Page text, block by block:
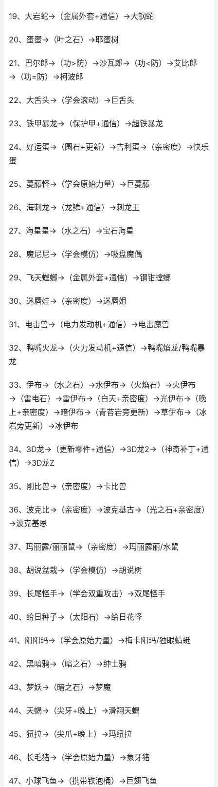
19、大岩蛇→（金属外套+通信）→大钢蛇
20、蛋蛋→（叶之石）→耶蛋树
21、巴尔郎→（功>防）→沙瓦郎→（功<防）→艾比郎
→（功=防）→柯波郎
22、大舌头→（学会滚动）→巨舌头
23、铁甲暴龙→（保护甲+通信）→超铁暴龙
24、好运蛋→（圆石+更新）→吉利蛋→（亲密度）→快乐
蛋
25、蔓藤怪→（学会原始力量）→巨蔓藤
26、海刺龙→（龙鳞+通信）→刺龙王
27、海星星→（水之石）→宝石海星
28、魔尼尼→（学会模仿）→吸盘魔偶
29、飞天螳螂→（金属外套+通信）→钢钳螳螂
30、迷唇娃→（亲密度）→迷唇姐
31、电击兽→（电力发动机+通信）→电击魔兽
32、鸭嘴火龙→（火力发动机+通信）→鸭嘴焰龙/鸭嘴暴
龙
33、伊布→（水之石）→水伊布→（火焰石）→火伊布
→（雷电石）→雷伊布→（白天+亲密度）→光伊布→（晚
上+亲密度）→暗伊布→（青苔岩旁更新）→草伊布→（冰
岩旁更新）→冰伊布
34、3D龙→（更新零件+通信）→3D龙2→（神奇补丁+通
信）→3D龙Z
35、刚比兽→（亲密度）→卡比兽
36、波克比→（亲密度）→波克基古→（光之石+亲密度）
→波克基恩
37、玛丽露/丽丽鼠→（亲密度）→玛丽露丽/水鼠
38、胡说盆栽→（学会模仿）→胡说树
39、长尾怪手→（学会双重攻击）→双尾怪手
40、给日种子→（太阳石）→给日花怪
41、阳阳玛→（学会原始力量）→梅卡阳玛/独眼蜻蜓
42、黑暗鸦→（暗之石）→绅士鸦
43、梦妖→（暗之石）→梦魔
44、天蝎→（尖牙+晚上）→滑翔天蝎
45、狃拉→（尖爪+晚上）→玛纽拉
46、长毛猪→（学会原始力量）→象牙猪
47、小球飞鱼→（携带铁泡桶）→巨翅飞鱼